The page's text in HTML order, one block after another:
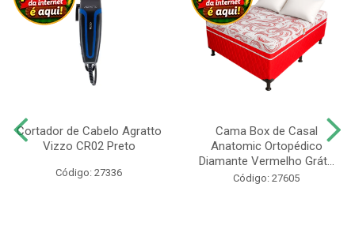
Cortador de Cabelo Agratto
Vizzo CR02 Preto
Código: 27336
Cama Box de Casal
Anatomic Ortopédico
Diamante Vermelho Grát...
Código: 27605